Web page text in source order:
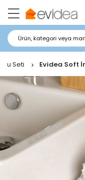
Ürün, kategori veya
Seti Evidea Soft